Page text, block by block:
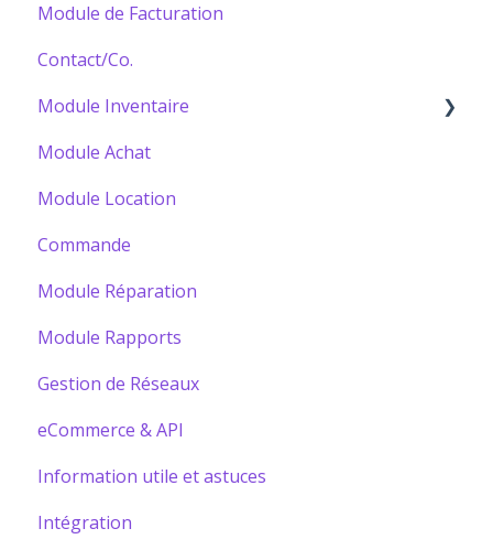
Module de Facturation
Contact/Co.
Module Inventaire
Bâtir votre Catalogue
Module Achat
Module Location
Commande
Module Réparation
Module Rapports
Gestion de Réseaux
eCommerce & API
Information utile et astuces
Intégration